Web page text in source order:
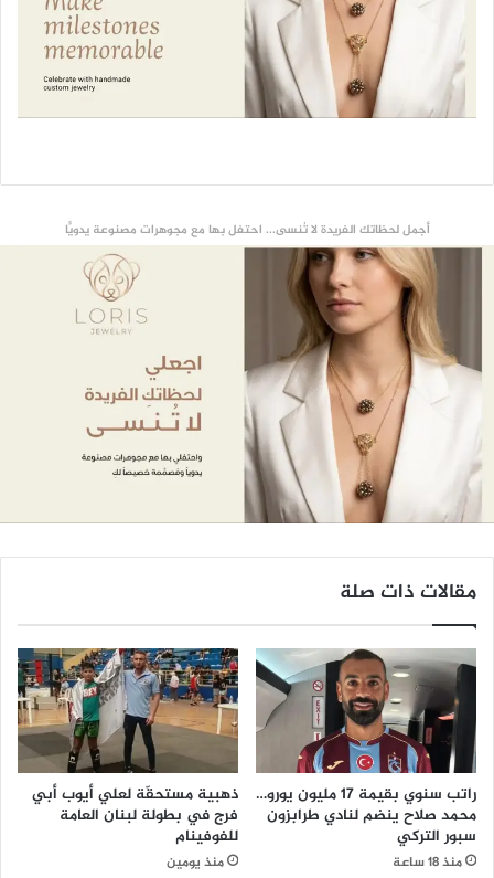
أجمل لحظاتك الفريدة لا تُنسى... احتفل بها مع مجوهرات مصنوعة يدويًّا
مقالات ذات صلة
راتب سنوي بقيمة 17 مليون يورو…
محمد صلاح ينضم لنادي طرابزون
سبور التركي
منذ 18 ساعة
ذهبية مستحقّة لعلي أيوب أبي
فرج في بطولة لبنان العامة
للفوفينام
منذ يومين